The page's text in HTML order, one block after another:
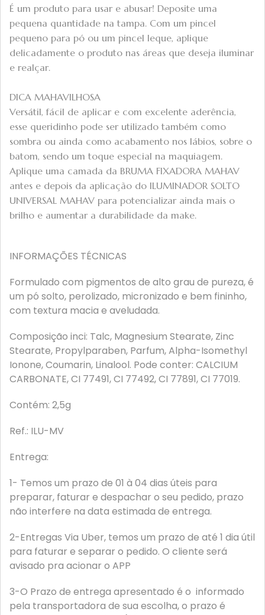
É um produto para usar e abusar! Deposite uma
pequena quantidade na tampa. Com um pincel
pequeno para pó ou um pincel leque, aplique
delicadamente o produto nas áreas que deseja iluminar
e realçar.
DICA MAHAVILHOSA
Versátil, fácil de aplicar e com excelente aderência,
esse queridinho pode ser utilizado também como
sombra ou ainda como acabamento nos lábios, sobre o
batom, sendo um toque especial na maquiagem.
Aplique uma camada da BRUMA FIXADORA MAHAV
antes e depois da aplicação do ILUMINADOR SOLTO
UNIVERSAL MAHAV para potencializar ainda mais o
brilho e aumentar a durabilidade da make.
INFORMAÇÕES TÉCNICAS
Formulado com pigmentos de alto grau de pureza, é
um pó solto, perolizado, micronizado e bem fininho,
com textura macia e aveludada.
Composição inci: Talc, Magnesium Stearate, Zinc
Stearate, Propylparaben, Parfum, Alpha-Isomethyl
Ionone, Coumarin, Linalool. Pode conter: CALCIUM
CARBONATE, CI 77491, CI 77492, CI 77891, CI 77019.
Contém: 2,5g
Ref.: ILU-MV
Entrega:
1- Temos um prazo de 01 à 04 dias úteis para
preparar, faturar e despachar o seu pedido, prazo
não interfere na data estimada de entrega.
2-Entregas Via Uber, temos um prazo de até 1 dia útil
para faturar e separar o pedido. O cliente será
avisado pra acionar o APP
3-O Prazo de entrega apresentado é o informado
pela transportadora de sua escolha, o prazo é